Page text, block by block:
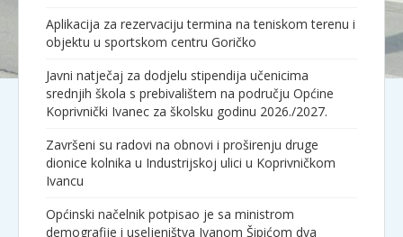
Aplikacija za rezervaciju termina na teniskom terenu i
objektu u sportskom centru Goričko
Javni natječaj za dodjelu stipendija učenicima
srednjih škola s prebivalištem na području Općine
Koprivnički Ivanec za školsku godinu 2026./2027.
Završeni su radovi na obnovi i proširenju druge
dionice kolnika u Industrijskoj ulici u Koprivničkom
Ivancu
Općinski načelnik potpisao je sa ministrom
demografije i useljeništva Ivanom Šipićom dva